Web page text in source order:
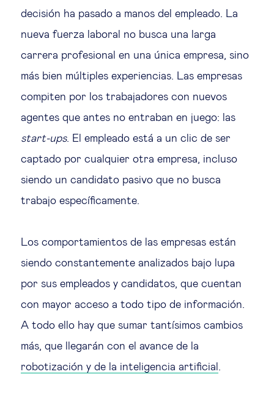
decisión ha pasado a manos del empleado. La
nueva fuerza laboral no busca una larga
carrera profesional en una única empresa, sino
más bien múltiples experiencias. Las empresas
compiten por los trabajadores con nuevos
agentes que antes no entraban en juego: las
start-ups. El empleado está a un clic de ser
captado por cualquier otra empresa, incluso
siendo un candidato pasivo que no busca
trabajo específicamente.
Los comportamientos de las empresas están
siendo constantemente analizados bajo lupa
por sus empleados y candidatos, que cuentan
con mayor acceso a todo tipo de información.
A todo ello hay que sumar tantísimos cambios
más, que llegarán con el avance de la
robotización y de la inteligencia artificial